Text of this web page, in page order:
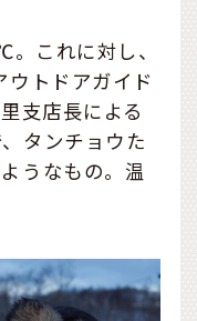
これに対し、
トドアガイド
支店長による
タンチョウた
うなもの。温